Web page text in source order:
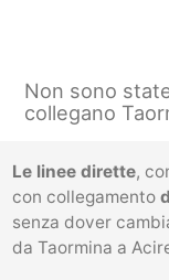
Non sono
collegano
Le linee dirette,
con collegamento
senza dover
da Taormina a